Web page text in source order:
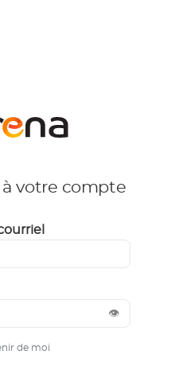
votre compte
👁
de moi